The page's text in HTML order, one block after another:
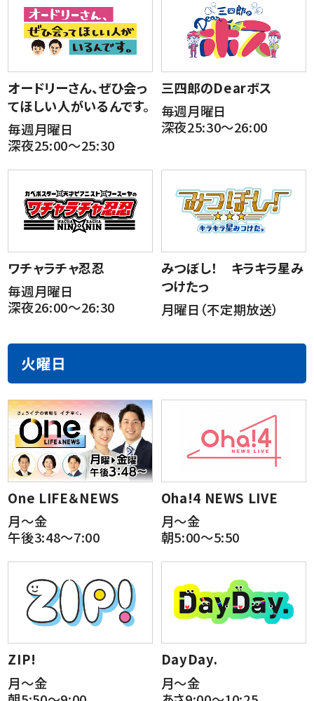
オードリーさん、ぜひ会っ
てほしい人がいるんです。
毎週月曜日
深夜25:00～25:30
三四郎のDearボス
毎週月曜日
深夜25:30～26:00
ワチャラチャ忍忍
毎週月曜日
深夜26:00～26:30
みつぼし！ キラキラ星み
つけたっ
月曜日（不定期放送）
火曜日
One LIFE＆NEWS
月～金
午後3:48～7:00
Oha!4 NEWS LIVE
月～金
朝5:00～5:50
ZIP!
月～金
DayDay.
月～金